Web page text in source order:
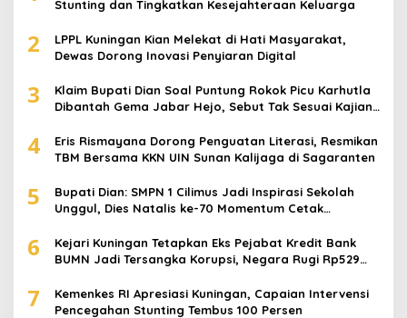
Stunting dan Tingkatkan Kesejahteraan Keluarga
2
LPPL Kuningan Kian Melekat di Hati Masyarakat,
Dewas Dorong Inovasi Penyiaran Digital
3
Klaim Bupati Dian Soal Puntung Rokok Picu Karhutla
Dibantah Gema Jabar Hejo, Sebut Tak Sesuai Kajian
4
Eris Rismayana Dorong Penguatan Literasi, Resmikan
TBM Bersama KKN UIN Sunan Kalijaga di Sagaranten
5
Bupati Dian: SMPN 1 Cilimus Jadi Inspirasi Sekolah
Unggul, Dies Natalis ke-70 Momentum Cetak
6
Kejari Kuningan Tetapkan Eks Pejabat Kredit Bank
BUMN Jadi Tersangka Korupsi, Negara Rugi Rp529
7
Kemenkes RI Apresiasi Kuningan, Capaian Intervensi
Pencegahan Stunting Tembus 100 Persen